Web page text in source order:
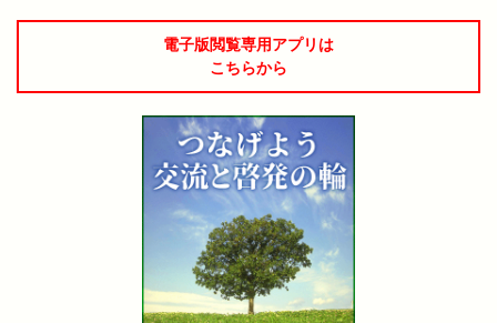
電子版閲覧専用アプリは
こちらから